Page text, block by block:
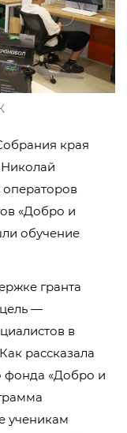
края
«Добро и
обучение
гранта
—
в
рассказала
фонда «Добро и
ученикам